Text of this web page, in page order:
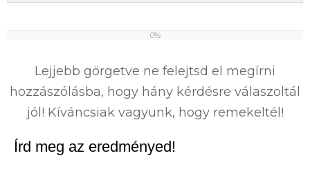
0%
Lejjebb görgetve ne felejtsd el megírni
hozzászólásba, hogy hány kérdésre válaszoltál
jól! Kíváncsiak vagyunk, hogy remekeltél!
Írd meg az eredményed!